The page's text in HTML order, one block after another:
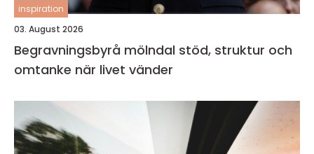
inspiration
03. August 2026
Begravningsbyrå mölndal stöd, struktur och
omtanke när livet vänder